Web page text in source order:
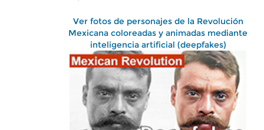
Ver fotos de personajes de la Revolución
Mexicana coloreadas y animadas mediante
inteligencia artificial (deepfakes)